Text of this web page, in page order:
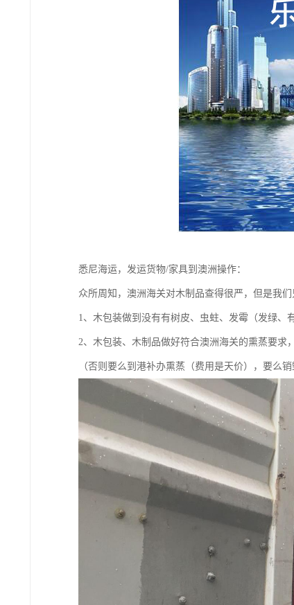
悉尼海运，发运货物/家具到澳洲操作：
众所周知，澳洲海关对木制品查得很严，但是我
1、木包装做到没有有树皮、虫蛀、发霉（发绿、
2、木包装、木制品做好符合澳洲海关的熏蒸要求
（否则要么到港补办熏蒸（费用是天价），要么销